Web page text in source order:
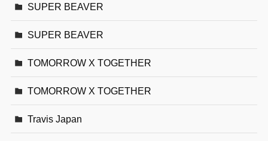
SUPER BEAVER
SUPER BEAVER
TOMORROW X TOGETHER
TOMORROW X TOGETHER
Travis Japan